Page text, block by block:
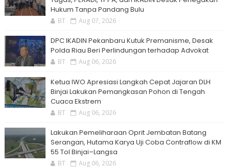
Hukum Tanpa Pandang Bulu
BT Aug 07, 2026
DPC IKADIN Pekanbaru Kutuk Premanisme, Desak
Polda Riau Beri Perlindungan terhadap Advokat
BT Aug 06, 2026
Ketua IWO Apresiasi Langkah Cepat Jajaran DLH
Binjai Lakukan Pemangkasan Pohon di Tengah
Cuaca Ekstrem
BT Aug 06, 2026
Lakukan Pemeliharaan Oprit Jembatan Batang
Serangan, Hutama Karya Uji Coba Contraflow di KM
55 Tol Binjai–Langsa
BT Aug 06, 2026